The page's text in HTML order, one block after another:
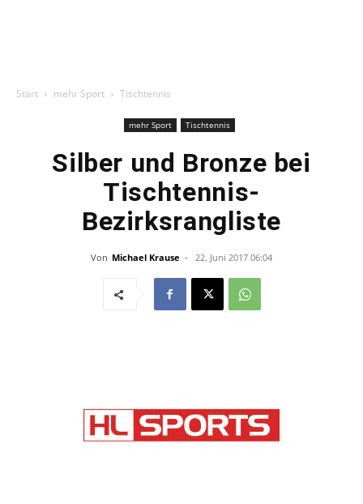
Start mehr Sport Tischtennis
mehr Sport Tischtennis
Silber und Bronze bei
Tischtennis-
Bezirksrangliste
Von Michael Krause - 22. Juni 2017 06:04